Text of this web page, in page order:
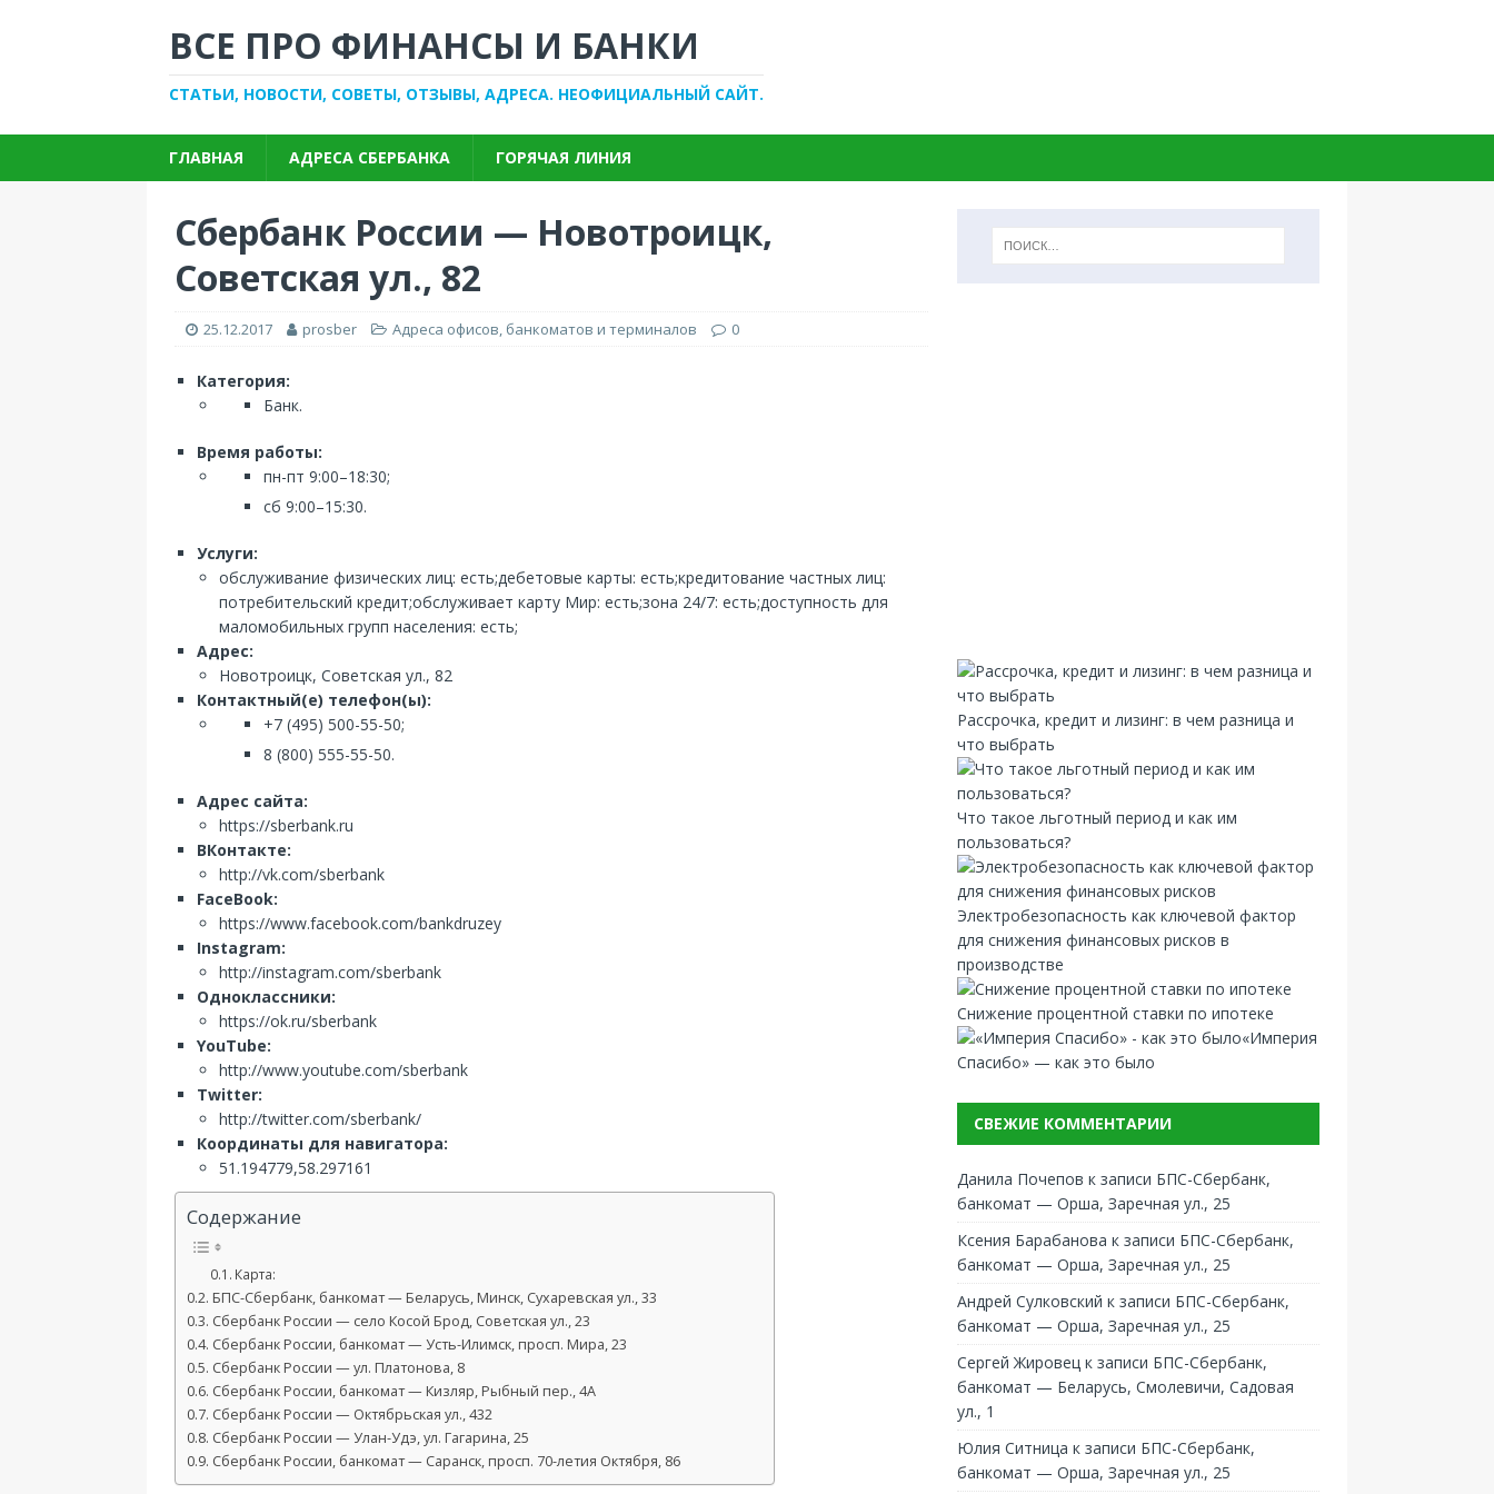
ВСЕ ПРО ФИНАНСЫ И БАНКИ
СТАТЬИ, НОВОСТИ, СОВЕТЫ, ОТЗЫВЫ, АДРЕСА. НЕОФИЦИАЛЬНЫЙ САЙТ.
ГЛАВНАЯ АДРЕСА СБЕРБАНКА ГОРЯЧАЯ ЛИНИЯ
Сбербанк России — Новотроицк,
Советская ул., 82
25.12.2017 prosber Адреса офисов, банкоматов и терминалов 0
Категория:
Банк.
Время работы:
пн-пт 9:00–18:30;
сб 9:00–15:30.
Услуги:
обслуживание физических лиц: есть;дебетовые карты: есть;кредитование частных лиц:
потребительский кредит;обслуживает карту Мир: есть;зона 24/7: есть;доступность для
маломобильных групп населения: есть;
Адрес:
Новотроицк, Советская ул., 82
Контактный(е) телефон(ы):
+7 (495) 500-55-50;
8 (800) 555-55-50.
Адрес сайта:
https://sberbank.ru
ВКонтакте:
http://vk.com/sberbank
FaceBook:
https://www.facebook.com/bankdruzey
Instagram:
http://instagram.com/sberbank
Одноклассники:
https://ok.ru/sberbank
YouTube:
http://www.youtube.com/sberbank
Twitter:
http://twitter.com/sberbank/
Координаты для навигатора:
51.194779,58.297161
Содержание
Карта:
БПС-Сбербанк, банкомат — Беларусь, Минск, Сухаревская ул., 33
Сбербанк России — село Косой Брод, Советская ул., 23
Сбербанк России, банкомат — Усть-Илимск, просп. Мира, 23
Сбербанк России — ул. Платонова, 8
Сбербанк России, банкомат — Кизляр, Рыбный пер., 4А
Сбербанк России — Октябрьская ул., 432
Сбербанк России — Улан-Удэ, ул. Гагарина, 25
Сбербанк России, банкомат — Саранск, просп. 70-летия Октября, 86
Рассрочка, кредит и лизинг: в чем разница и
что выбрать
Что такое льготный период и как им
пользоваться?
Электробезопасность как ключевой фактор
для снижения финансовых рисков в
производстве
Снижение процентной ставки по ипотеке
«Империя
Спасибо» — как это было
СВЕЖИЕ КОММЕНТАРИИ
Данила Почепов к записи БПС-Сбербанк,
банкомат — Орша, Заречная ул., 25
Ксения Барабанова к записи БПС-Сбербанк,
банкомат — Орша, Заречная ул., 25
Андрей Сулковский к записи БПС-Сбербанк,
банкомат — Орша, Заречная ул., 25
Сергей Жировец к записи БПС-Сбербанк,
банкомат — Беларусь, Смолевичи, Садовая
ул., 1
Юлия Ситница к записи БПС-Сбербанк,
банкомат — Орша, Заречная ул., 25